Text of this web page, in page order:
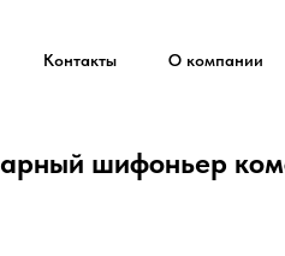
Контакты О компании
шифоньер